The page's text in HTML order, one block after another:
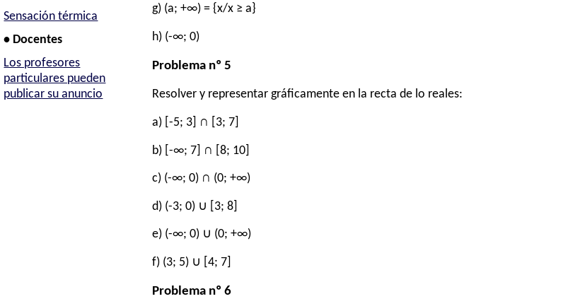
Sensación térmica
• Docentes
Los profesores
particulares pueden
publicar su anuncio
g) (a; +∞) = {x/x ≥ a}
h) (-∞; 0)
Problema nº 5
Resolver y representar gráficamente en la recta de lo reales:
a) [-5; 3] ∩ [3; 7]
b) [-∞; 7] ∩ [8; 10]
c) (-∞; 0) ∩ (0; +∞)
d) (-3; 0) ∪ [3; 8]
e) (-∞; 0) ∪ (0; +∞)
f) (3; 5) ∪ [4; 7]
Problema nº 6